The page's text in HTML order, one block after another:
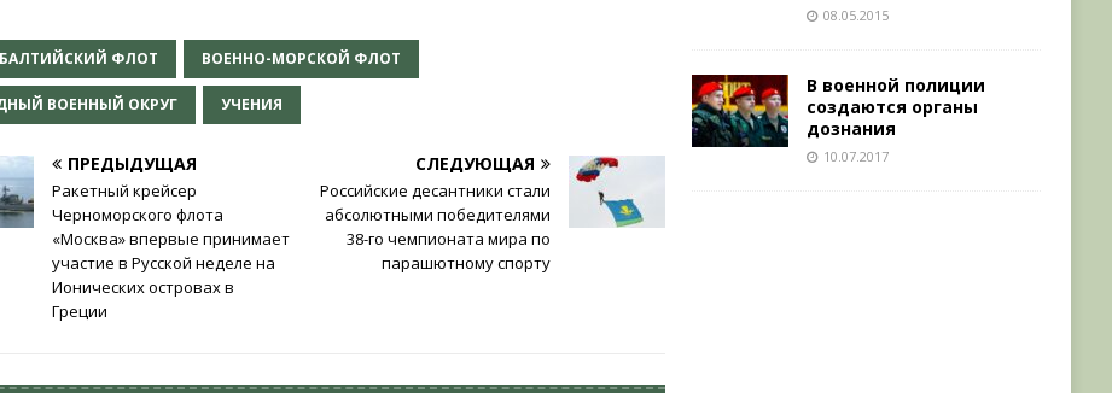
БАЛТИЙСКИЙ ФЛОТ ВОЕННО-МОРСКОЙ ФЛОТ
ВОЕННЫЙ ОКРУГ УЧЕНИЯ
ПРЕДЫДУЩАЯ
Ракетный крейсер
Черноморского флота
«Москва» впервые принимает
участие в Русской неделе на
Ионических островах в
Греции
СЛЕДУЮЩАЯ
Российские десантники стали
абсолютными победителями
38-го чемпионата мира по
парашютному спорту
08.05.2015
В военной полиции
создаются органы
дознания
10.07.2017